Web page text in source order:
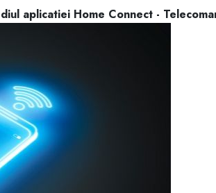
aplicatiei Home Connect -